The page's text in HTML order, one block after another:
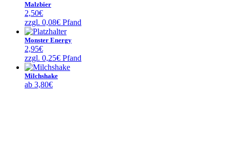
Malzbier
2,50€
zzgl. 0,08€ Pfand
Monster Energy
2,95€
zzgl. 0,25€ Pfand
Milchshake
ab 3,80€